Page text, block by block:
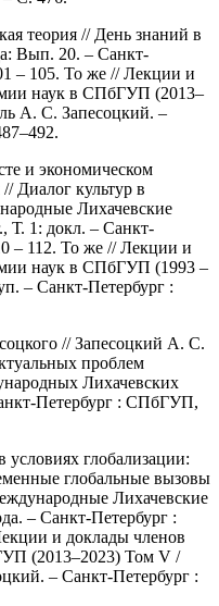
теория // День знаний в
Вып. 20. – Санкт-
– 105. То же // Лекции и
наук в СПбГУП (2013–
А. С. Запесоцкий. –
и экономическом
Диалог культур в
Лихачевские
Т. 1: докл. – Санкт-
– 112. То же // Лекции и
наук в СПбГУП (1993 –
– Санкт-Петербург :
// Запесоцкий А. С.
проблем
Лихачевских
Петербург : СПбГУП,
глобализации:
глобальные вызовы
Лихачевские
– Санкт-Петербург :
и доклады членов
(2013–2023) Том V /
– Санкт-Петербург :